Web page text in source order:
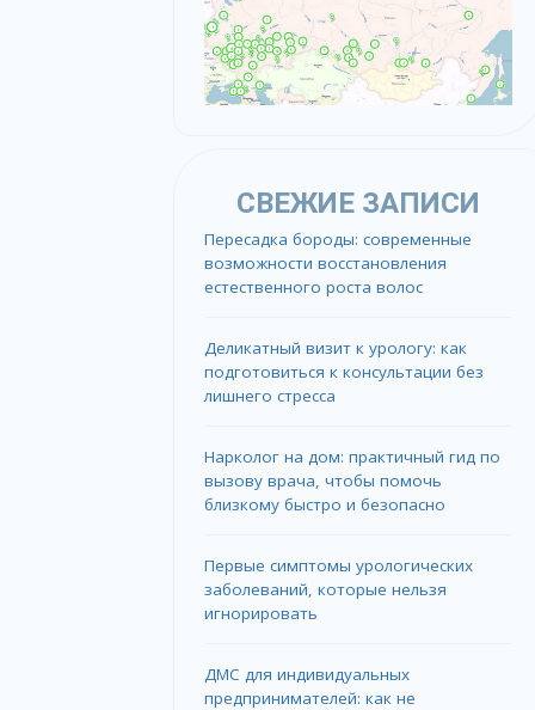
СВЕЖИЕ ЗАПИСИ
Пересадка бороды: современные
возможности восстановления
естественного роста волос
Деликатный визит к урологу: как
подготовиться к консультации без
лишнего стресса
Нарколог на дом: практичный гид по
вызову врача, чтобы помочь
близкому быстро и безопасно
Первые симптомы урологических
заболеваний, которые нельзя
игнорировать
ДМС для индивидуальных
предпринимателей: как не